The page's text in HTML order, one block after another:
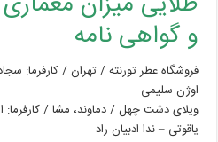
و گواهی نامه
فروشگاه عطر تورنته / تهران / کارفرما:
اوژن سلیمی
ویلای دشت چهل / دماوند، مشا / کارفرما:
یاقوتی – ندا ادبیان راد